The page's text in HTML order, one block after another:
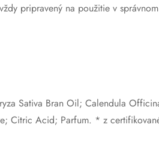
pripravený na použitie v
Sativa Bran Oil; Calendula
Citric Acid; Parfum. * z